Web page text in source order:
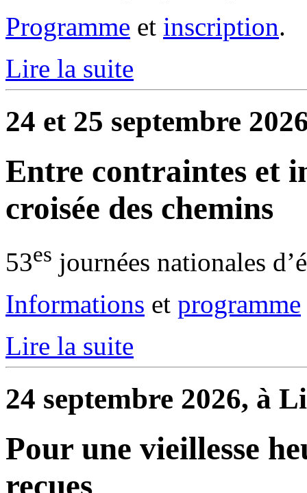
Programme et inscription.
Lire la suite
24 et 25 septembre
Entre contraintes et
croisée des chemins
53es journées nationales
Informations et programme
Lire la suite
24 septembre 2026, à
Pour une vieillesse
reçues